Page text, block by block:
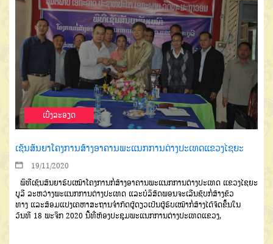
ເບີ່ງລະອຽດ
ເຊັນສັນຍາໂຄງການສ້າງອາຄານພະແນກການຕ່າງປະເທດແຂວງໄຊຍະ
19/11/2020
ພິທີເຊັນສັນຍາຮັບເໝົາໂຄງການກໍ່ສ້າງອາຄານພະແນກການຕ່າງປະເທດ ແຂວງໄຊຍະ
ບູລີ ລະຫວ່າງພະແນກການຕ່າງປະເທດ ແລະບໍລິສັດພອນຈະເລີນຊັບກໍ່ສ້າງຂົວ
ທາງ ແລະສ້ອມແປງເຄຫາສະຖານຈໍາກັດຜູ້ດຽວເປັນຜູ້ຮັບເໝົາກໍ່ສ້າງໄດ້ຈັດຂຶ້ນໃນ
ວັນທີ 18 ພະຈິກ 2020 ນີ້ທີ່ຫ້ອງປະຊຸມພະແນກການຕ່າງປະເທດແຂວງ,